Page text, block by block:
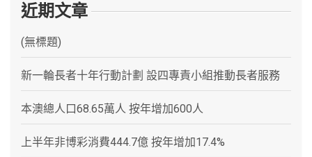
近期文章
(無標題)
新一輪長者十年行動計劃 設四專責小組推動長者服務
本澳總人口68.65萬人 按年增加600人
上半年非博彩消費444.7億 按年增加17.4%